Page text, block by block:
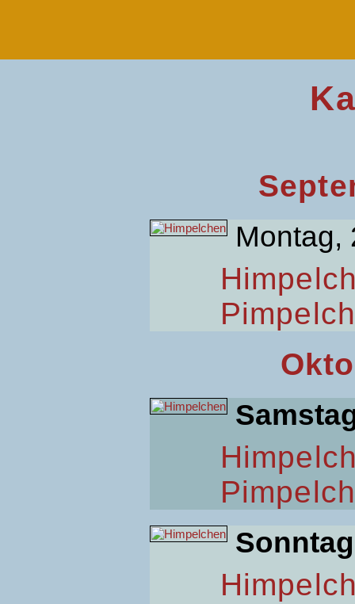
Montag,
Sonntag